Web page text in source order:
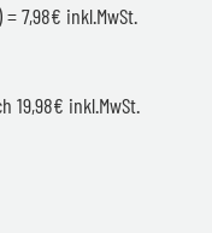
7,98€ inkl.MwSt.
19,98€ inkl.MwSt.